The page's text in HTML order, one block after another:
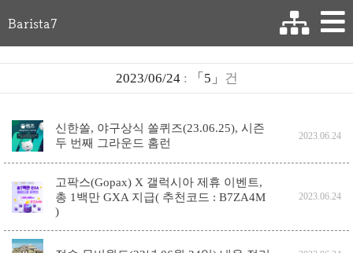
Barista7
2023/06/24: 「5」 건
신한쏠, 야구상식 쏠퀴즈(23.06.25), 시즌
두 번째 그라운드 홈런
2023.06.24
고팍스(Gopax) X 갤럭시아 제휴 이벤트,
총 1백만 GXA 지급( 추천코드 : B7ZA4M
)
2023.06.24